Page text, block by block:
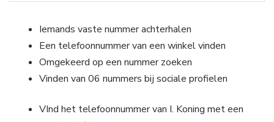
Iemands vaste nummer achterhalen
Een telefoonnummer van een winkel vinden
Omgekeerd op een nummer zoeken
Vinden van 06 nummers bij sociale profielen
VInd het telefoonnummer van I. Koning met een